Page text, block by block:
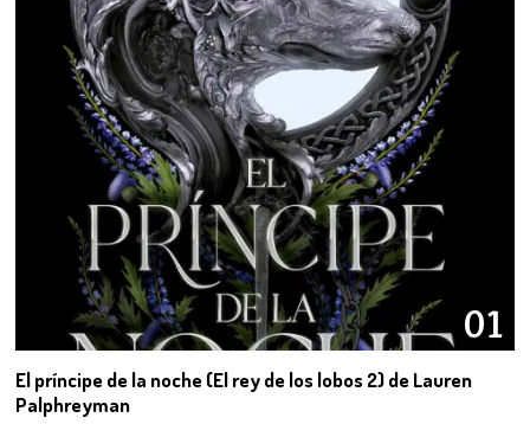
01
El príncipe de la noche (El rey de los lobos 2) de Lauren
Palphreyman